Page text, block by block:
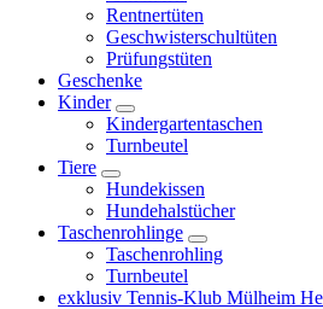
Rentnertüten
Geschwisterschultüten
Prüfungstüten
Geschenke
Kinder
Kindergartentaschen
Turnbeutel
Tiere
Hundekissen
Hundehalstücher
Taschenrohlinge
Taschenrohling
Turnbeutel
exklusiv Tennis-Klub Mülheim